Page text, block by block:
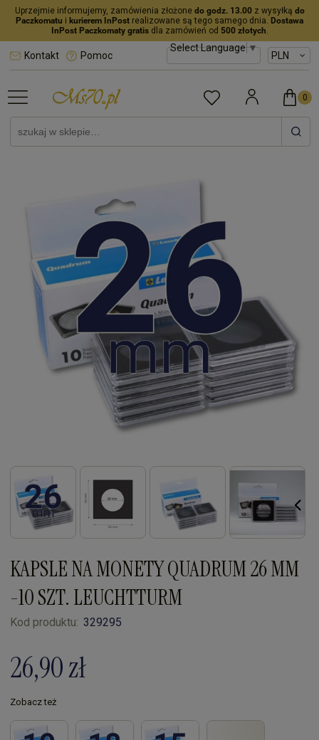
Uprzejmie informujemy, zamówienia złożone do godz. 13.00z wysyłką do
Paczkomatu i kurierem InPost realizowane są tego samego dnia. Dostawa
InPost Paczkomaty gratisdla zamówień od 500 złotych.
Select Language▼
Kontakt Pomoc
KAPSLE NA MONETY QUADRUM 26 MM
-10 SZT. LEUCHTTURM
Kod produktu: 329295
26,90 zł
Zobacz też